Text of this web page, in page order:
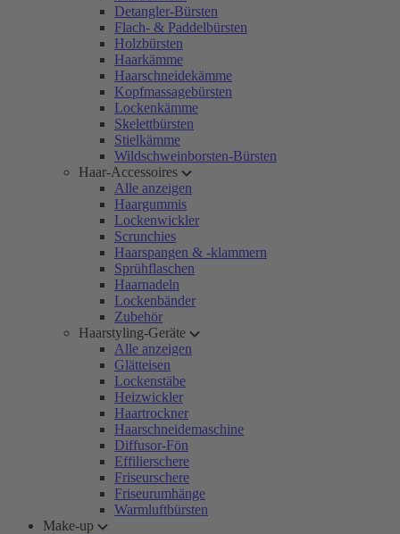
Detangler-Bürsten
Flach- & Paddelbürsten
Holzbürsten
Haarkämme
Haarschneidekämme
Kopfmassagebürsten
Lockenkämme
Skelettbürsten
Stielkämme
Wildschweinborsten-Bürsten
Haar-Accessoires
Alle anzeigen
Haargummis
Lockenwickler
Scrunchies
Haarspangen & -klammern
Sprühflaschen
Haarnadeln
Lockenbänder
Zubehör
Haarstyling-Geräte
Alle anzeigen
Glätteisen
Lockenstäbe
Heizwickler
Haartrockner
Haarschneidemaschine
Diffusor-Fön
Effilierschere
Friseurschere
Friseurumhänge
Warmluftbürsten
Make-up